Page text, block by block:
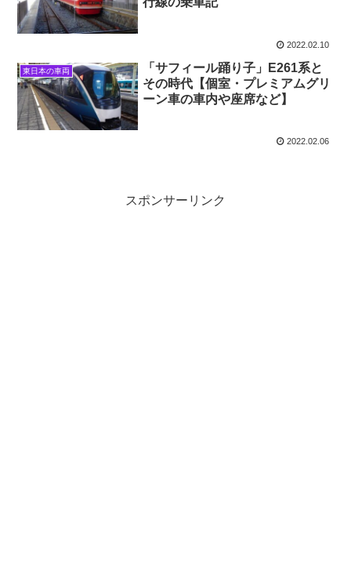
2022.02.10
東日本の車両
「サフィール踊り子」E261系と
その時代【個室・プレミアムグリ
ーン車の車内や座席など】
2022.02.06
スポンサーリンク